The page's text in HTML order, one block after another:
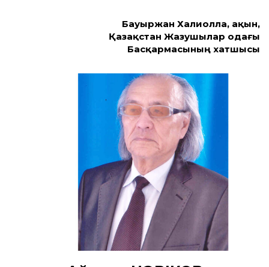
Бауыржан Халиолла, ақын,
Қазақстан Жазушылар одағы
Басқармасының хатшысы